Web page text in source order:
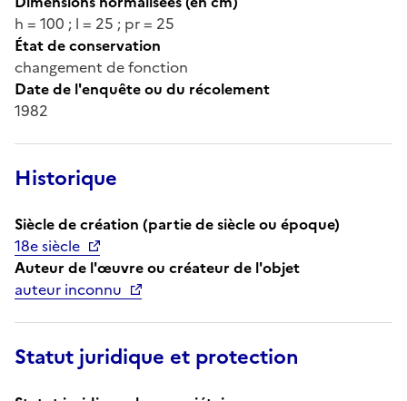
h = 100 ; l = 25 ; pr = 25
État de conservation
changement de fonction
Date de l'enquête ou du récolement
1982
Historique
Siècle de création (partie de siècle ou époque)
18e siècle
Auteur de l'œuvre ou créateur de l'objet
auteur inconnu
Statut juridique et protection